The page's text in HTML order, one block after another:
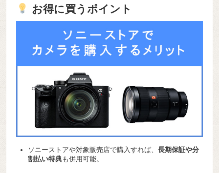
お得に買うポイント
ソニーストアや対象販売店で購入すれば、長期保証や分
割払い特典も併用可能。